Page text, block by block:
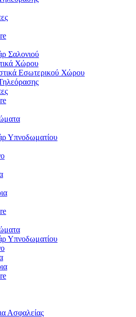
Σαλονιού
Χώρου
Εσωτερικού Χώρου
Υπνοδωματίου
Υπνοδωματίου
Ασφαλείας